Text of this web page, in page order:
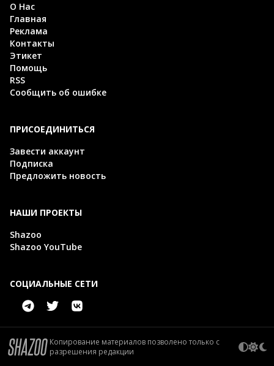
О Нас
Главная
Реклама
Контакты
Этикет
Помощь
RSS
Сообщить об ошибке
ПРИСОЕДИНИТЬСЯ
Завести аккаунт
Подписка
Предложить новость
НАШИ ПРОЕКТЫ
Shazoo
Shazoo YouTube
СОЦИАЛЬНЫЕ СЕТИ
Копирование материалов позволено только с
разрешения редакции